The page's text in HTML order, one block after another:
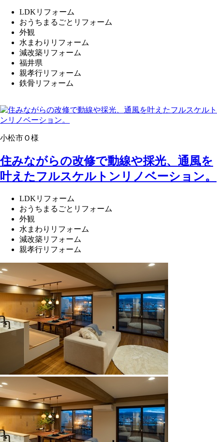
LDKリフォーム
おうちまるごとリフォーム
外観
水まわりリフォーム
減改築リフォーム
福井県
親孝行リフォーム
鉄骨リフォーム
小松市Ｏ様
住みながらの改修で動線や採光、通風を
叶えたフルスケルトンリノベーション。
LDKリフォーム
おうちまるごとリフォーム
外観
水まわりリフォーム
減改築リフォーム
親孝行リフォーム